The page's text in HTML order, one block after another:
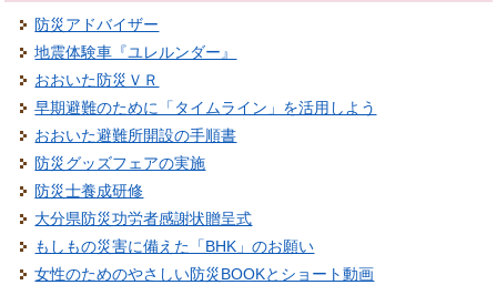
防災アドバイザー
地震体験車『ユレルンダー』
おおいた防災ＶＲ
早期避難のために「タイムライン」を活用しよう
おおいた避難所開設の手順書
防災グッズフェアの実施
防災士養成研修
大分県防災功労者感謝状贈呈式
もしもの災害に備えた「BHK」のお願い
女性のためのやさしい防災BOOKとショート動画